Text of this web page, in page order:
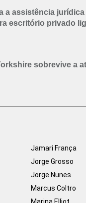
a assistência
escritório privado
sobrevive a
Jamari França
Jorge Grosso
Jorge Nunes
Marcus Coltro